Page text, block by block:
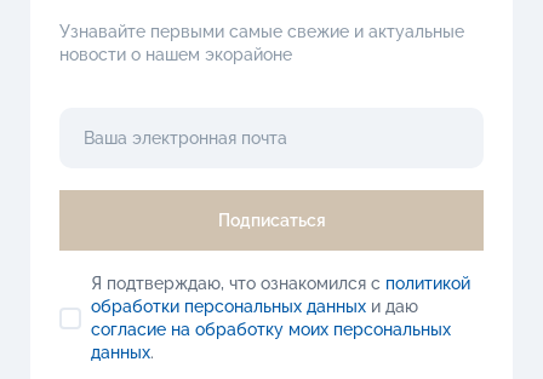
Узнавайте первыми самые свежие и актуальные
новости о нашем экорайоне
Подписаться
Я подтверждаю, что ознакомился с политикой
обработки персональных данныхи даю
согласие на обработку моих персональных
данных.